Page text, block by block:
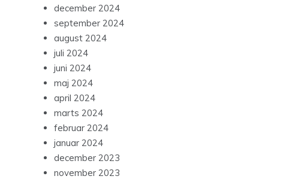
december 2024
september 2024
august 2024
juli 2024
juni 2024
maj 2024
april 2024
marts 2024
februar 2024
januar 2024
december 2023
november 2023